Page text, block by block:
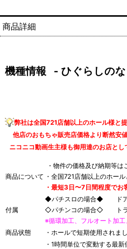
商品詳細
機種情報 - ひぐらしの
弊社は全国721店舗以上のホール様と
他店のおもちゃ販売店価格より断然安
ニコニコ動画生主様も御用達のお店とし
商品について
・物件の価格及び納期等は
・全国721店舗以上のホー
・最短3日〜7日間程度で
付属
◆パチスロの場合◆ ドア
◇パチンコの場合◇ トラ
※循環加工、フルオート加
商品状態
・ホールで短期使用されま
・1時間単位で変動する最新